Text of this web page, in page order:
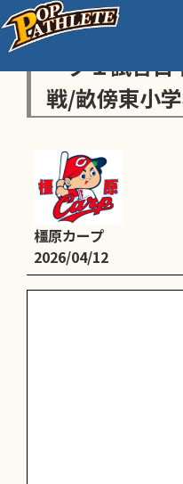
14:40～16:00
ーグ１試合目
戦/畝傍東小
橿原カープ
2026/04/12